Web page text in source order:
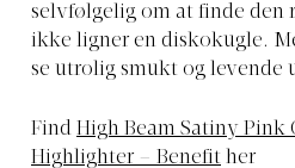
selvfølgelig om at finde den
ikke ligner en diskokugle.
se utrolig smukt og levende
Find High Beam Satiny Pink
Highlighter – Benefit her